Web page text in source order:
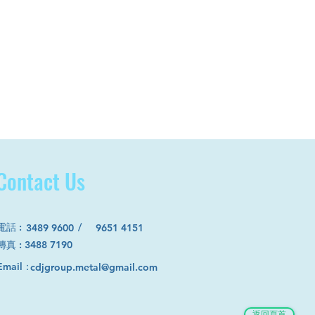
9651 4151
話 : /
：cdjgroup.metal@gmail.com
Us
3489 9600
真 : 3488 7190